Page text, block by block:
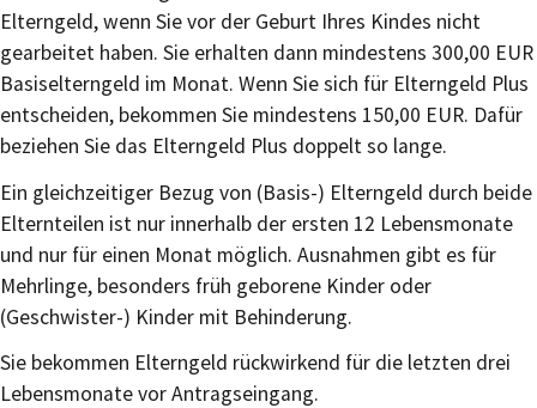
Elterngeld, wenn Sie vor der Geburt Ihres Kindes nicht
gearbeitet haben. Sie erhalten dann mindestens 300,00 EUR
Basiselterngeld im Monat. Wenn Sie sich für Elterngeld Plus
entscheiden, bekommen Sie mindestens 150,00 EUR. Dafür
beziehen Sie das Elterngeld Plus doppelt so lange.
Ein gleichzeitiger Bezug von (Basis-) Elterngeld durch beide
Elternteilen ist nur innerhalb der ersten 12 Lebensmonate
und nur für einen Monat möglich. Ausnahmen gibt es für
Mehrlinge, besonders früh geborene Kinder oder
(Geschwister-) Kinder mit Behinderung.
Sie bekommen Elterngeld rückwirkend für die letzten drei
Lebensmonate vor Antragseingang.